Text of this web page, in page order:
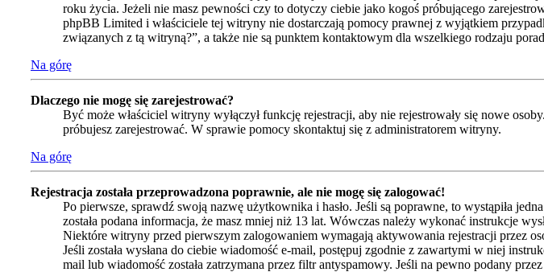
roku życia. Jeżeli nie masz pewności czy to dotyczy ciebie jako kogoś próbującego
phpBB Limited i właściciele tej witryny nie dostarczają pomocy prawnej z wyjątkiem
związanych z tą witryną?”, a także nie są punktem kontaktowym dla wszelkiego rodzaju
Na górę
Dlaczego nie mogę się zarejestrować?
Być może właściciel witryny wyłączył funkcję rejestracji, aby nie rejestrowały się nowe
próbujesz zarejestrować. W sprawie pomocy skontaktuj się z administratorem witryny.
Na górę
Rejestracja została przeprowadzona poprawnie, ale nie mogę się zalogować!
Po pierwsze, sprawdź swoją nazwę użytkownika i hasło. Jeśli są poprawne, to wystąpiła
została podana informacja, że masz mniej niż 13 lat. Wówczas należy wykonać instrukcje
Niektóre witryny przed pierwszym zalogowaniem wymagają aktywowania rejestracji przez
Jeśli została wysłana do ciebie wiadomość e-mail, postępuj zgodnie z zawartymi w niej
mail lub wiadomość została zatrzymana przez filtr antyspamowy. Jeśli na pewno podany